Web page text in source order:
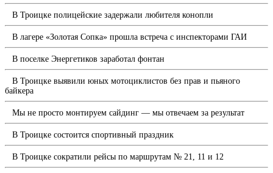
В Троицке полицейские задержали любителя конопли
В лагере «Золотая Сопка» прошла встреча с инспекторами ГАИ
В поселке Энергетиков заработал фонтан
В Троицке выявили юных мотоциклистов без прав и пьяного
байкера
Мы не просто монтируем сайдинг — мы отвечаем за результат
В Троицке состоится спортивный праздник
В Троицке сократили рейсы по маршрутам № 21, 11 и 12